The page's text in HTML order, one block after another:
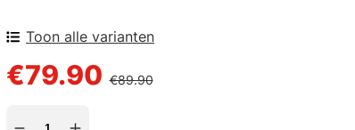
Toon alle varianten
€89.90
€79.90